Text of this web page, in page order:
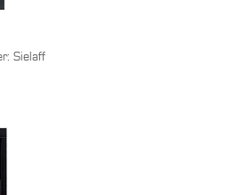
Sielaff